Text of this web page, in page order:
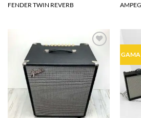
FENDER TWIN REVERB
Agregar
a la
lista de
deseos
GAMA